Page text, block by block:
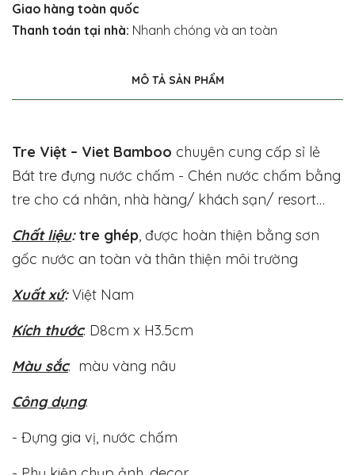
Giao hàng toàn quốc
Thanh toán tại nhà: Nhanh chóng và an toàn
MÔ TẢ SẢN PHẨM
Tre Việt – Viet Bamboo chuyên cung cấp sỉ lẻ
Bát tre đựng nước chấm - Chén nước chấm bằng
tre cho cá nhân, nhà hàng/ khách sạn/ resort…
Chất liệu: tre ghép, được hoàn thiện bằng sơn
gốc nước an toàn và thân thiện môi trường
Xuất xứ:Việt Nam
Kích thước: D8cm x H3.5cm
Màu sắc: màu vàng nâu
Công dụng:
- Đựng gia vị, nước chấm